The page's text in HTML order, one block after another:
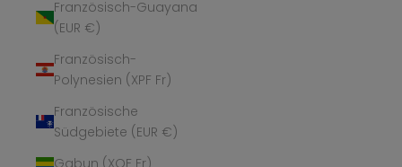
Französisch-Guayana
(EUR €)
Französisch-
Polynesien (XPF Fr)
Französische
Südgebiete (EUR €)
Gabun (XOF Fr)